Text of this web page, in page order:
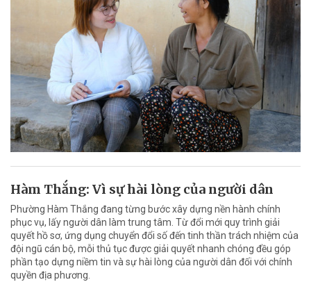
Hàm Thắng: Vì sự hài lòng của người dân
Phường Hàm Thắng đang từng bước xây dựng nền hành chính
phục vụ, lấy người dân làm trung tâm. Từ đổi mới quy trình giải
quyết hồ sơ, ứng dụng chuyển đổi số đến tinh thần trách nhiệm của
đội ngũ cán bộ, mỗi thủ tục được giải quyết nhanh chóng đều góp
phần tạo dựng niềm tin và sự hài lòng của người dân đối với chính
quyền địa phương.